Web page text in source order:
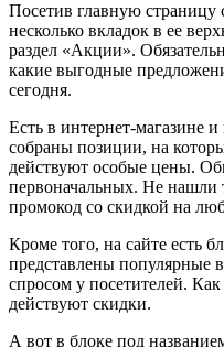
Посетив главную
несколько вкладок в ее
раздел «Акции».
какие выгодные
сегодня.
Есть в интернет-магазине
собраны позиции, на
действуют особые цены.
первоначальных. Не нашли
промокод со скидкой на
Кроме того, на сайте есть
представлены
спросом у посетителей.
действуют скидки.
А вот в блоке под